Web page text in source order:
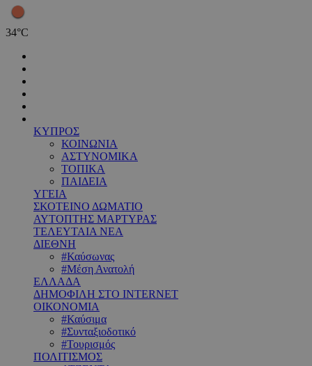
34°C
ΚΥΠΡΟΣ
ΚΟΙΝΩΝΙΑ
ΑΣΤΥΝΟΜΙΚΑ
ΤΟΠΙΚΑ
ΠΑΙΔΕΙΑ
ΥΓΕΙΑ
ΣΚΟΤΕΙΝΟ ΔΩΜΑΤΙΟ
ΑΥΤΟΠΤΗΣ ΜΑΡΤΥΡΑΣ
ΤΕΛΕΥΤΑΙΑ ΝΕΑ
ΔΙΕΘΝΗ
#Καύσωνας
#Μέση Ανατολή
ΕΛΛΑΔΑ
ΔΗΜΟΦΙΛΗ ΣΤΟ INTERNET
ΟΙΚΟΝΟΜΙΑ
#Καύσιμα
#Συνταξιοδοτικό
#Τουρισμός
ΠΟΛΙΤΙΣΜΟΣ